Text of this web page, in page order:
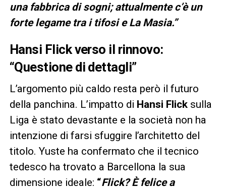
una fabbrica di sogni; attualmente c’è un
forte legame tra i tifosi e La Masia.”
Hansi Flick verso il rinnovo:
“Questione di dettagli”
L’argomento più caldo resta però il futuro
della panchina. L’impatto di Hansi Flicksulla
Liga è stato devastante e la società non ha
intenzione di farsi sfuggire l’architetto del
titolo. Yuste ha confermato che il tecnico
tedesco ha trovato a Barcellona la sua
dimensione ideale: “Flick? È felice a